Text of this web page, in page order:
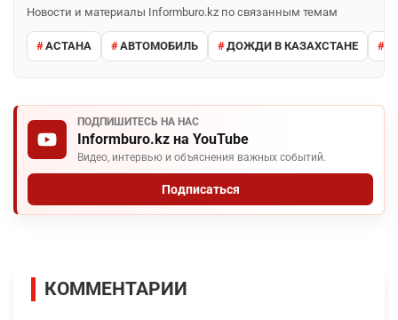
Новости и материалы Informburo.kz по связанным темам
АСТАНА АВТОМОБИЛЬ ДОЖДИ В КАЗАХСТАНЕ
ПОДПИШИТЕСЬ НА НАС
Informburo.kz на YouTube
Видео, интервью и объяснения важных событий.
Подписаться
КОММЕНТАРИИ